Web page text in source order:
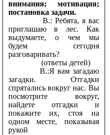
внимания; мотивация;
постановка задачи.
В.: Ребята, я вас
приглашаю в лес. Как
выдумаете, о чем мы
будем сегодня
разговаривать?
(ответы детей)
В.:Я вам загадаю
загадки. Отгадки
спрятались вокруг нас. Вы
посмотрите вокруг,
найдете отгадки и
покажите их, стоя на
одном месте, показывая
рукой